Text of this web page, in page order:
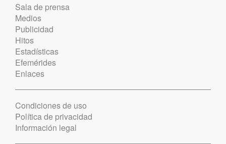
Sala de prensa
Medios
Publicidad
Hitos
Estadísticas
Efemérides
Enlaces
Condiciones de uso
Política de privacidad
Información legal